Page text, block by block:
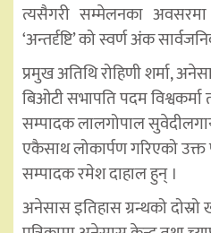
त्यसैगरी सम्मेलनका
‘अन्तर्दृष्टि’ को स्वर्ण अंक
प्रमुख अतिथि रोहिणी शर्मा,
बिओटी सभापति पदम विश्वकर्मा
सम्पादक लालगोपाल
एकैसाथ लोकार्पण गरिएको उक्त
सम्पादक रमेश दाहाल हुन् ।
अनेसास इतिहास ग्रन्थको